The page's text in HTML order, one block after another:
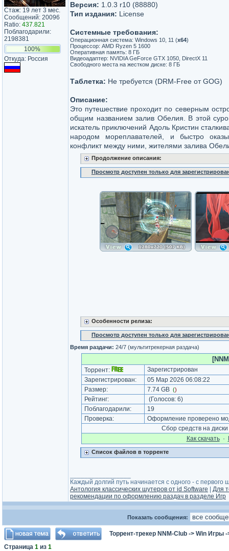
Стаж: 19 лет 3 мес.
Сообщений: 20096
Ratio: 437.821
Поблагодарили:
2198381
100%
Откуда: Россия
Версия: 1.0.3 r10 (88880)
Тип издания: License
Системные требования:
Операционная система: Windows 10, 11 (х64)
Процессор: AMD Ryzen 5 1600
Оперативная память: 8 ГБ
Видеоадаптер: NVIDIA GeForce GTX 1050, DirectX 11
Свободного места на жестком диске: 8 ГБ
Таблетка: Не требуется (DRM-Free от GOG)
Описание:
Это путешествие проходит по северным
общим названием залив Обелия. В этой
искатель приключений Адоль Кристин
народом мореплавателей, и быстро
конфликт между ними, жителями залива
Продолжение описания:
Просмотр доступен только для
Особенности релиза:
Просмотр доступен только для
Время раздачи: 24/7 (мультитрекерная раздача)
Торрент:
Зарегистрирован
Зарегистрирован:
05 Мар 2026 06:08:22
Размер:
7.74 GB ()
Рейтинг: (Голосов: 6)
Поблагодарили:
19
Проверка:
Оформление проверено
Сбор средств на
Как cкачать·
Список файлов в торренте
Каждый долгий путь начинается с одного - с первого
Антология классических шутеров от id Software
Для
рекомендации по оформлению раздач в разделе Игр
Показать сообщения:
Торрент-трекер NNM-Club -> Win Игры
Страница 1 из 1